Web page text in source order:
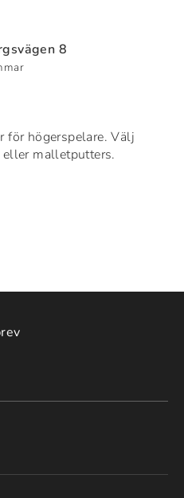
8
för högerspelare. Välj
malletputters.